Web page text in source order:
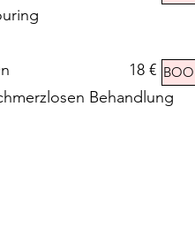
Add On 18 €
Behandlung